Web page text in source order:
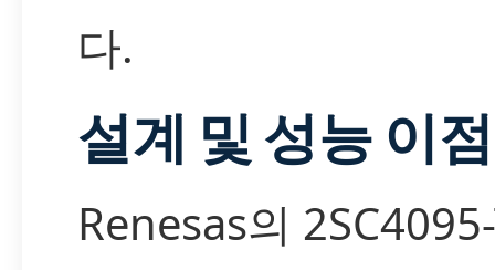
다.
설계 및 성능 이점
Renesas의